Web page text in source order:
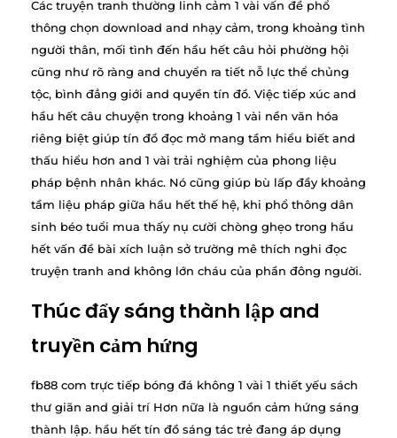
Các truyện tranh thường linh cảm 1 vài vấn đề phổ
thông chọn download and nhạy cảm, trong khoảng tình
người thân, mối tình đến hầu hết câu hỏi phường hội
cũng như rõ ràng and chuyển ra tiết nỗ lực thể chủng
tộc, bình đẳng giới and quyền tín đồ. Việc tiếp xúc and
hầu hết câu chuyện trong khoảng 1 vài nền văn hóa
riêng biệt giúp tín đồ đọc mở mang tầm hiểu biết and
thấu hiểu hơn and 1 vài trải nghiệm của phong liệu
pháp bệnh nhân khác. Nó cũng giúp bù lấp đầy khoảng
tầm liệu pháp giữa hầu hết thế hệ, khi phổ thông dân
sinh béo tuổi mua thấy nụ cười chòng ghẹo trong hầu
hết vấn đề bài xích luận sở trường mê thích nghi đọc
truyện tranh and không lớn cháu của phần đông người.
Thúc đẩy sáng thành lập and
truyền cảm hứng
fb88 com trực tiếp bóng đá không 1 vài 1 thiết yếu sách
thư giãn and giải trí Hơn nữa là nguồn cảm hứng sáng
thành lập. hầu hết tín đồ sáng tác trẻ đang áp dụng